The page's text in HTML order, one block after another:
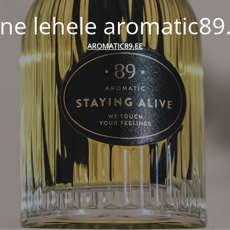
lehele
AROMATIC89.EE